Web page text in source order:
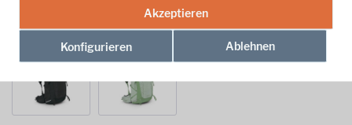
Akzeptieren
Konfigurieren Ablehnen